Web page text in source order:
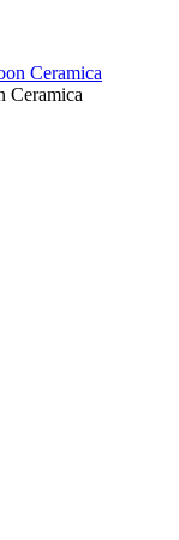
Ceramica